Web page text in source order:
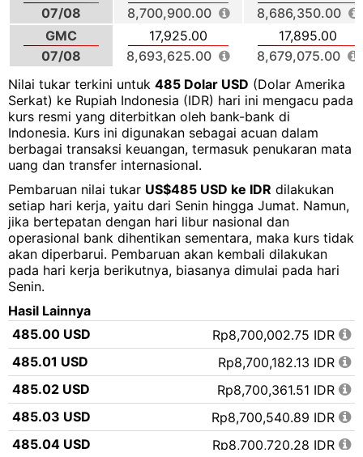
07/08
8,700,900.00
8,686,350.00
GMC
07/08
17,925.00
8,693,625.00
17,895.00
8,679,075.00
Nilai tukar terkini untuk 485 Dolar USD (Dolar Amerika
Serkat) ke Rupiah Indonesia (IDR) hari ini mengacu pada
kurs resmi yang diterbitkan oleh bank-bank di
Indonesia. Kurs ini digunakan sebagai acuan dalam
berbagai transaksi keuangan, termasuk penukaran mata
uang dan transfer internasional.
Pembaruan nilai tukar US$485 USD ke IDR dilakukan
setiap hari kerja, yaitu dari Senin hingga Jumat. Namun,
jika bertepatan dengan hari libur nasional dan
operasional bank dihentikan sementara, maka kurs tidak
akan diperbarui. Pembaruan akan kembali dilakukan
pada hari kerja berikutnya, biasanya dimulai pada hari
Senin.
Hasil Lainnya
485.00 USD
Rp8,700,002.75 IDR
485.01 USD
Rp8,700,182.13 IDR
485.02 USD
Rp8,700,361.51 IDR
485.03 USD
Rp8,700,540.89 IDR
485.04 USD
Rp8,700,720.28 IDR